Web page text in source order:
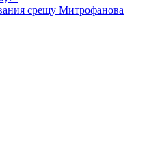
срещу Митрофанова